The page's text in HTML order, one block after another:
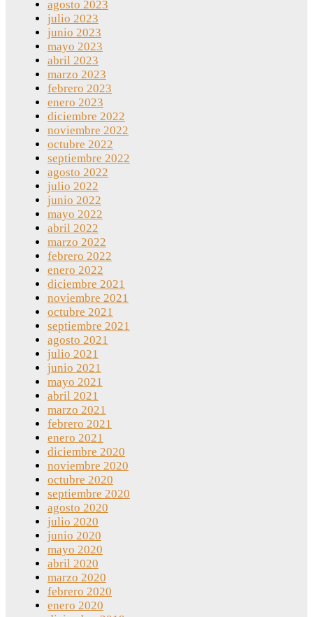
agosto 2023
julio 2023
junio 2023
mayo 2023
abril 2023
marzo 2023
febrero 2023
enero 2023
diciembre 2022
noviembre 2022
octubre 2022
septiembre 2022
agosto 2022
julio 2022
junio 2022
mayo 2022
abril 2022
marzo 2022
febrero 2022
enero 2022
diciembre 2021
noviembre 2021
octubre 2021
septiembre 2021
agosto 2021
julio 2021
junio 2021
mayo 2021
abril 2021
marzo 2021
febrero 2021
enero 2021
diciembre 2020
noviembre 2020
octubre 2020
septiembre 2020
agosto 2020
julio 2020
junio 2020
mayo 2020
abril 2020
marzo 2020
febrero 2020
enero 2020